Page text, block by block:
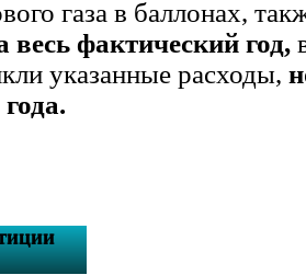
газа в баллонах,
весь фактический год,
указанные расходы,